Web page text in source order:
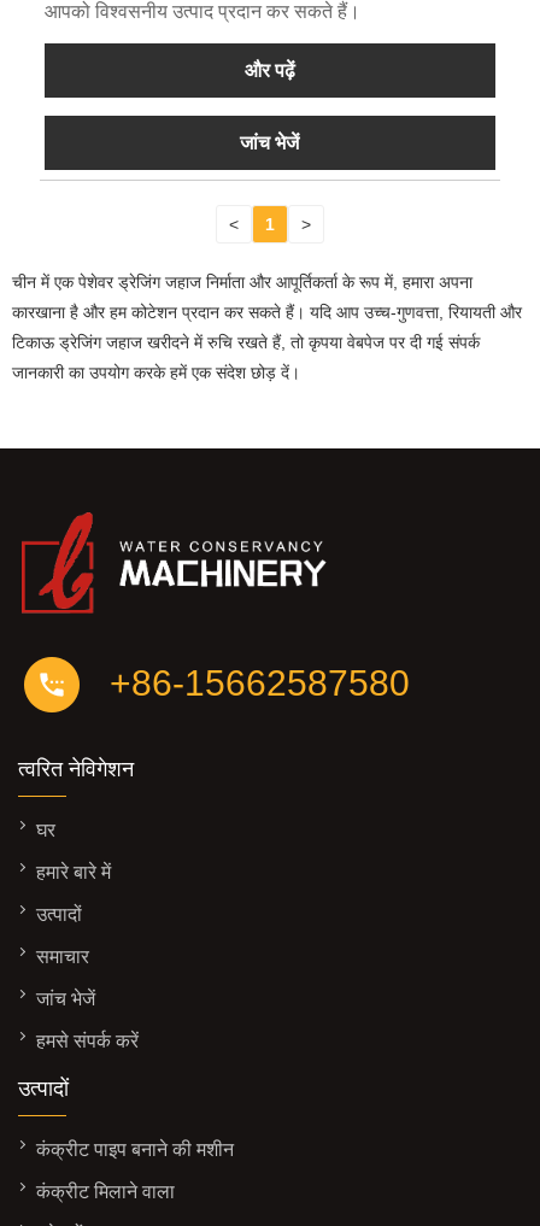
आपको विश्वसनीय उत्पाद प्रदान कर सकते हैं।
और पढ़ें
जांच भेजें
< 1 >
चीन में एक पेशेवर ड्रेजिंग जहाज निर्माता और आपूर्तिकर्ता के रूप में, हमारा अपना
कारखाना है और हम कोटेशन प्रदान कर सकते हैं। यदि आप उच्च-गुणवत्ता, रियायती और
टिकाऊ ड्रेजिंग जहाज खरीदने में रुचि रखते हैं, तो कृपया वेबपेज पर दी गई संपर्क
जानकारी का उपयोग करके हमें एक संदेश छोड़ दें।
+86-15662587580
त्वरित नेविगेशन
घर
हमारे बारे में
उत्पादों
समाचार
जांच भेजें
हमसे संपर्क करें
उत्पादों
कंक्रीट पाइप बनाने की मशीन
कंक्रीट मिलाने वाला